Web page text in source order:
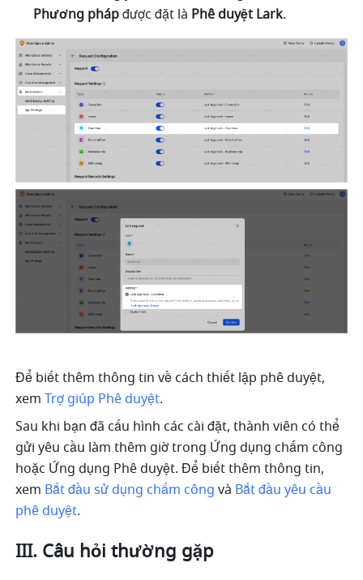
Phương pháp được đặt là Phê duyệt Lark.
Để biết thêm thông tin về cách thiết lập phê duyệt,
xem Trợ giúp Phê duyệt.
Sau khi bạn đã cấu hình các cài đặt, thành viên có thể
gửi yêu cầu làm thêm giờ trong Ứng dụng chấm công
hoặc Ứng dụng Phê duyệt. Để biết thêm thông tin,
xem Bắt đầu sử dụng chấm công và Bắt đầu yêu cầu
phê duyệt.
III. Câu hỏi thường gặp